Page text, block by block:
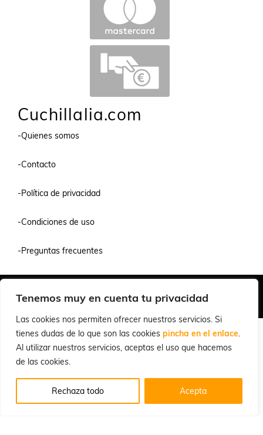
Tenemos muy en cuenta tu privacidad
Las cookies nos permiten ofrecer nuestros servicios. Si
tienes dudas de lo que son las cookies pincha en el enlace.
Al utilizar nuestros servicios, aceptas el uso que hacemos
de las cookies.
Rechaza todo Acepta
Cuchillalia.com
-Quienes somos
-Contacto
-Política de privacidad
-Condiciones de uso
-Preguntas frecuentes
© 2026 Cuchillalia.com